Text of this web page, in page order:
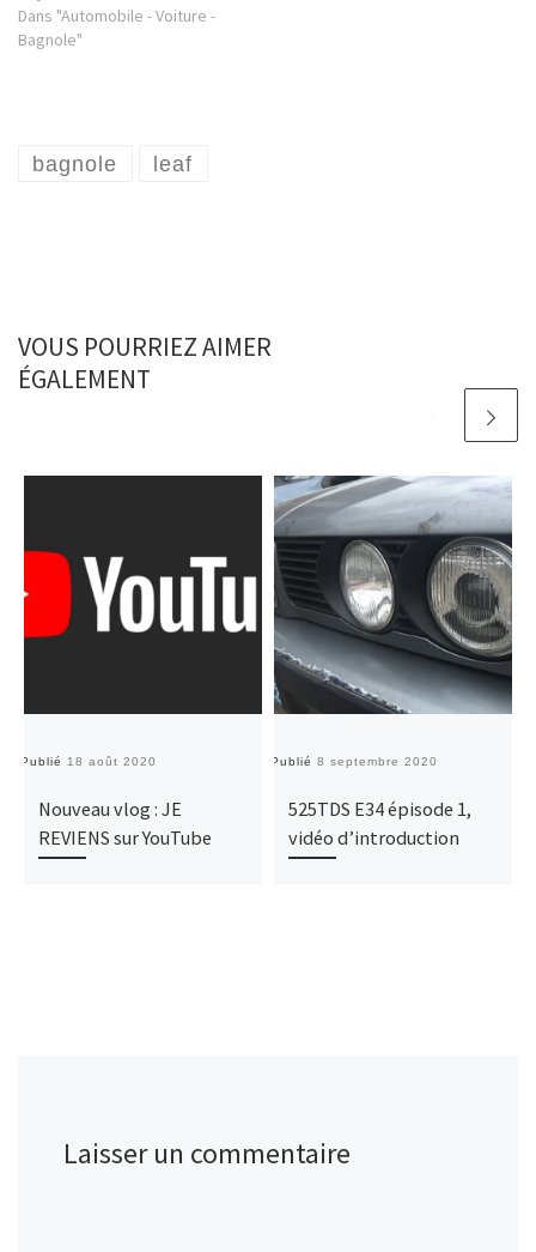
Dans "Automobile - Voiture -
Bagnole"
bagnole leaf
VOUS POURRIEZ AIMER
ÉGALEMENT
Publié 18 août 2020
Nouveau vlog : JE
REVIENS sur YouTube
Publié 8 septembre 2020
525TDS E34 épisode 1,
vidéo d’introduction
Laisser un commentaire